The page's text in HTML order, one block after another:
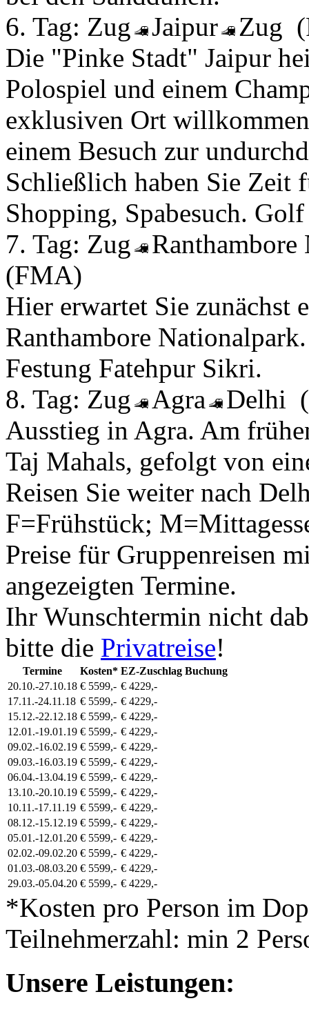
6. Tag: Zug Jaipur Zug
Die "Pinke Stadt" Jaipur
Polospiel und einem
exklusiven Ort
einem Besuch zur
Schließlich haben Sie
Shopping, Spabesuch.
7. Tag: Zug
Ranthambore
(FMA)
Hier erwartet Sie zunächst
Ranthambore
Festung Fatehpur Sikri.
8. Tag: Zug Agra Delhi
Ausstieg in Agra. Am
Taj Mahals, gefolgt von
Reisen Sie weiter nach
F=Frühstück;
Preise für Gruppenreisen
angezeigten Termine.
Ihr Wunschtermin nicht
bitte die Privatreise!
Termine Kosten* EZ-Zuschlag Buchung
20.10.-27.10.18 € 5599,- € 4229,-
17.11.-24.11.18 € 5599,- € 4229,-
15.12.-22.12.18 € 5599,- € 4229,-
12.01.-19.01.19 € 5599,- € 4229,-
09.02.-16.02.19 € 5599,- € 4229,-
09.03.-16.03.19 € 5599,- € 4229,-
06.04.-13.04.19 € 5599,- € 4229,-
13.10.-20.10.19 € 5599,- € 4229,-
10.11.-17.11.19 € 5599,- € 4229,-
08.12.-15.12.19 € 5599,- € 4229,-
05.01.-12.01.20 € 5599,- € 4229,-
02.02.-09.02.20 € 5599,- € 4229,-
01.03.-08.03.20 € 5599,- € 4229,-
29.03.-05.04.20 € 5599,- € 4229,-
*Kosten pro Person im
Teilnehmerzahl: min 2
Unsere Leistungen: